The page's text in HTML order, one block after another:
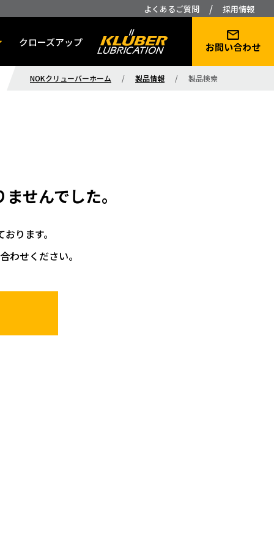
よくあるご質問 / 採用情報
クローズアップ お問い合わせ
NOKクリューバーホーム / 製品情報 / 製品検索
せんでした。
ります。
わせください。